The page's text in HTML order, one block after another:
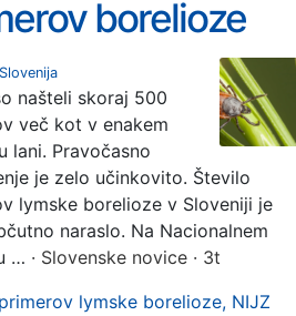
borelioze
več kot lani:
NIJZ
Slovenija
našteli skoraj 500
več kot v enakem
lani. Pravočasno
je zelo učinkovito. Število
lymske borelioze v Sloveniji je
naraslo. Na Nacionalnem
… · Slovenske novice · 3t
lymske borelioze, NIJZ